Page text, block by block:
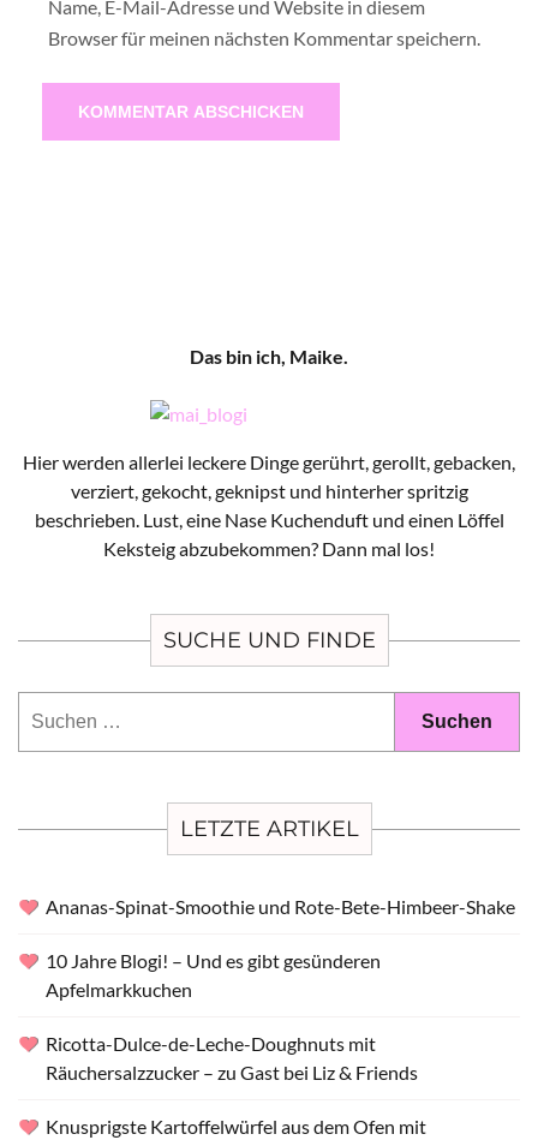
Name, E-Mail-Adresse und Website in diesem
Browser für meinen nächsten Kommentar speichern.
Das bin ich, Maike.
Hier werden allerlei leckere Dinge gerührt, gerollt, gebacken,
verziert, gekocht, geknipst und hinterher spritzig
beschrieben. Lust, eine Nase Kuchenduft und einen Löffel
Keksteig abzubekommen? Dann mal los!
SUCHE UND FINDE
LETZTE ARTIKEL
Ananas-Spinat-Smoothie und Rote-Bete-Himbeer-Shake
10 Jahre Blogi! – Und es gibt gesünderen
Apfelmarkkuchen
Ricotta-Dulce-de-Leche-Doughnuts mit
Räuchersalzzucker – zu Gast bei Liz & Friends
Knusprigste Kartoffelwürfel aus dem Ofen mit